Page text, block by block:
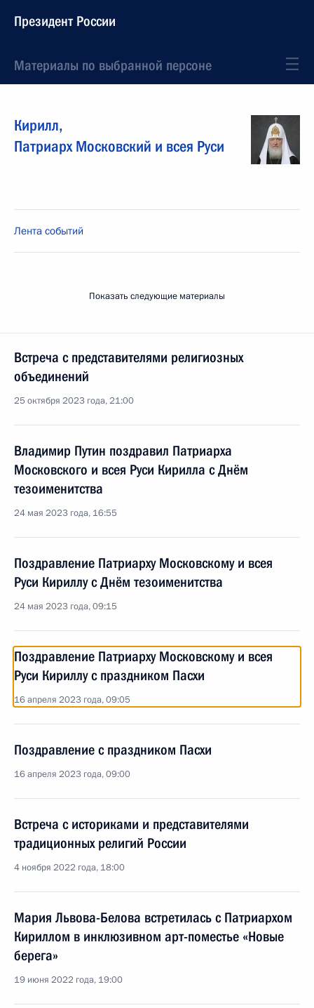
Президент России
Материалы по выбранной персоне
Кирилл,
Патриарх Московский и всея Руси
Лента событий
Показать следующие материалы
Встреча с представителями религиозных
объединений
25 октября 2023 года, 21:00
Владимир Путин поздравил Патриарха
Московского и всея Руси Кирилла с Днём
тезоименитства
24 мая 2023 года, 16:55
Поздравление Патриарху Московскому и всея
Руси Кириллу с Днём тезоименитства
24 мая 2023 года, 09:15
Поздравление Патриарху Московскому и всея
Руси Кириллу с праздником Пасхи
16 апреля 2023 года, 09:05
Поздравление с праздником Пасхи
16 апреля 2023 года, 09:00
Встреча с историками и представителями
традиционных религий России
4 ноября 2022 года, 18:00
Мария Львова-Белова встретилась с Патриархом
Кириллом в инклюзивном арт-поместье «Новые
берега»
19 июня 2022 года, 19:00